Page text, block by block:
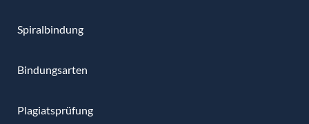
Spiralbindung
Bindungsarten
Plagiatsprüfung